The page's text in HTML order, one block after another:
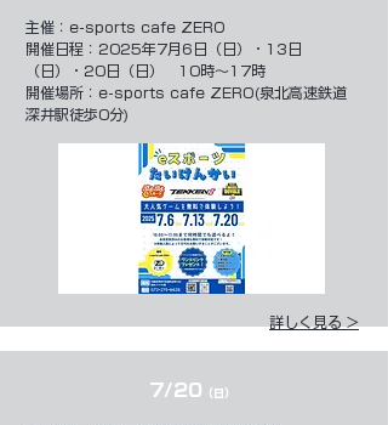
​主催： e-sports cafe ZERO
開催日程：2025年7月6日（日）・13日
（日）・20日（日） 10時～17時
開催場所：e-sports cafe ZERO(泉北高速鉄道
深井駅徒歩0分)
詳しく見る >
7/20 （日）